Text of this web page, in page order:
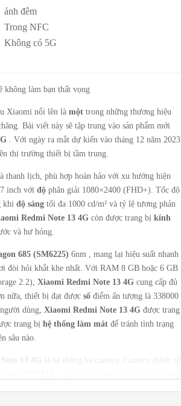
ảnh đêm
Trong NFC
Không có 5G
không làm bạn thất vọng
Xiaomi nổi lên là một trong những thương hiệu
Bài viết này sẽ tập trung vào sản phẩm mới
. Với ngày ra mắt dự kiến ​​vào tháng 12 năm 2023,
thị trường thiết bị tầm trung.
thanh lịch, phù hợp hoàn hảo với xu hướng hiện
inch với độ phân giải 1080×2400 (FHD+). Tốc độ
khi độ sáng tối đa 1000 cd/m² và tỷ lệ tương phản
Redmi Note 13 4G còn được trang bị kính
và hư hỏng.
685 (SM6225) 6nm , mang lại hiệu suất nhanh
đòi hỏi khắt khe nhất. Với RAM 8 GB hoặc 6 GB
2.2), Xiaomi Redmi Note 13 4G cung cấp đủ
nữa, thiết bị đạt được số điểm ấn tượng là 338000
dùng, Xiaomi Redmi Note 13 4G được trang
trang bị hệ thống làm mát để tránh tình trạng
sâu nào.
13 4G
là hệ thống ba camera. Camera chính sử